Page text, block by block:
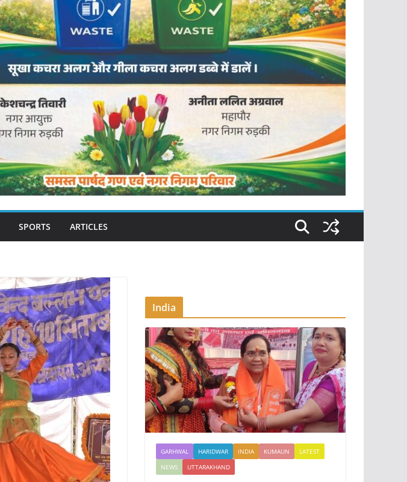
SPORTS ARTICLES
India
GARHWAL HARIDWAR INDIA KUMAUN
LATEST
NEWS
UTTARAKHAND